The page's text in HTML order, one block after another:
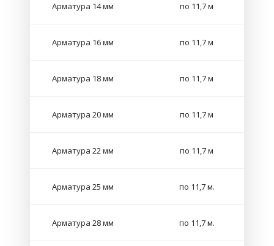
Арматура 14 мм по 11,7 м
Арматура 16 мм по 11,7 м
Арматура 18 мм по 11,7 м
Арматура 20 мм по 11,7 м
Арматура 22 мм по 11,7 м
Арматура 25 мм по 11,7 м.
Арматура 28 мм по 11,7 м.